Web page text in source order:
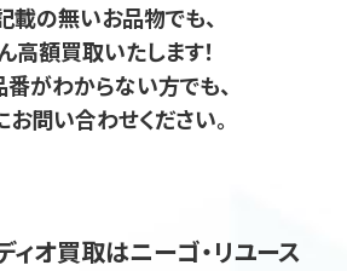
載の無いお品物でも、
高額買取いたします！
がわからない方でも、
お問い合わせください。
オ買取はニーゴ・リユース